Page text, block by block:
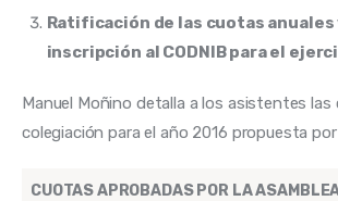
Ratificación de las cuotas anuales
inscripción al CODNIB para el
Manuel Moñino detalla a los asistentes las
colegiación para el año 2016 propuesta
CUOTAS APROBADAS POR LA